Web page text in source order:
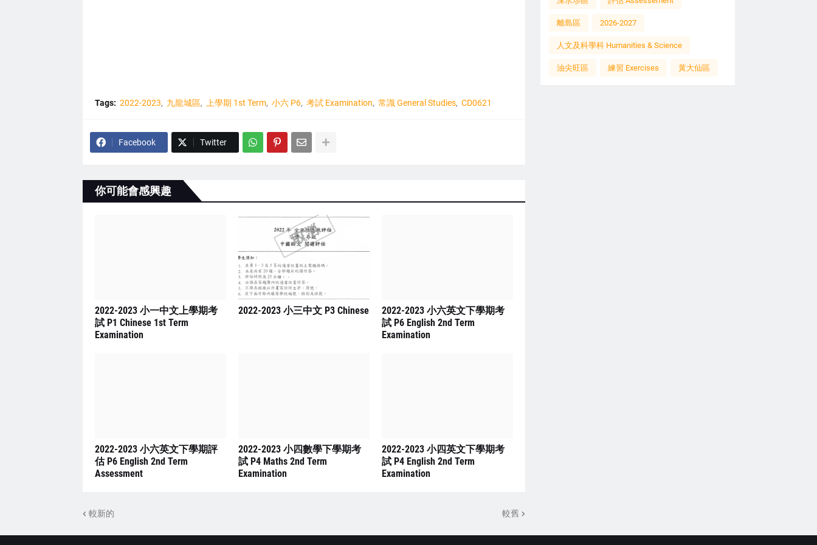
Tags: 2022-2023 九龍城區 上學期 1st Term 小六 P6 考試 Examination 常識 General Studies CD0621
Facebook Twitter
你可能會感興趣
2022-2023 小一中文上學期考
試 P1 Chinese 1st Term
Examination
2022-2023 小三中文 P3 Chinese
2022-2023 小六英文下學期考
試 P6 English 2nd Term
Examination
2022-2023 小六英文下學期評
估 P6 English 2nd Term
Assessment
2022-2023 小四數學下學期考
試 P4 Maths 2nd Term
Examination
2022-2023 小四英文下學期考
試 P4 English 2nd Term
Examination
較新的 較舊
離島區 2026-2027
人文及科學科 Humanities & Science
油尖旺區 練習 Exercises 黃大仙區